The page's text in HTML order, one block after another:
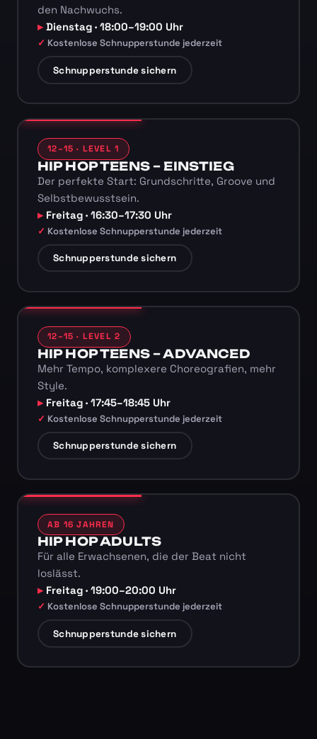
den Nachwuchs.
Dienstag · 18:00–19:00 Uhr
Kostenlose Schnupperstunde jederzeit
Schnupperstunde sichern
12–15 · LEVEL 1
HIP HOP TEENS – EINSTIEG
Der perfekte Start: Grundschritte, Groove und
Selbstbewusstsein.
Freitag · 16:30–17:30 Uhr
Kostenlose Schnupperstunde jederzeit
Schnupperstunde sichern
12–15 · LEVEL 2
HIP HOP TEENS – ADVANCED
Mehr Tempo, komplexere Choreografien, mehr
Style.
Freitag · 17:45–18:45 Uhr
Kostenlose Schnupperstunde jederzeit
Schnupperstunde sichern
AB 16 JAHREN
HIP HOP ADULTS
Für alle Erwachsenen, die der Beat nicht
loslässt.
Freitag · 19:00–20:00 Uhr
Kostenlose Schnupperstunde jederzeit
Schnupperstunde sichern